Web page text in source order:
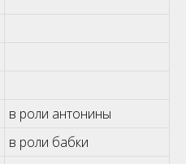
в роли антонины
в роли бабки